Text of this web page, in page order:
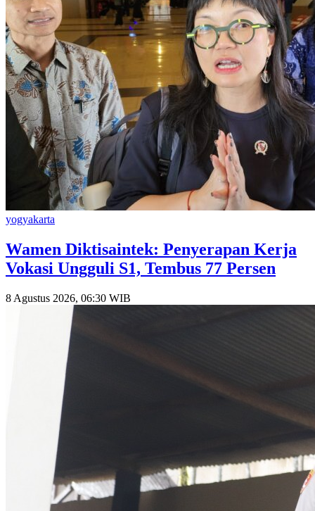
yogyakarta
Wamen Diktisaintek: Penyerapan Kerja
Vokasi Ungguli S1, Tembus 77 Persen
8 Agustus 2026, 06:30 WIB